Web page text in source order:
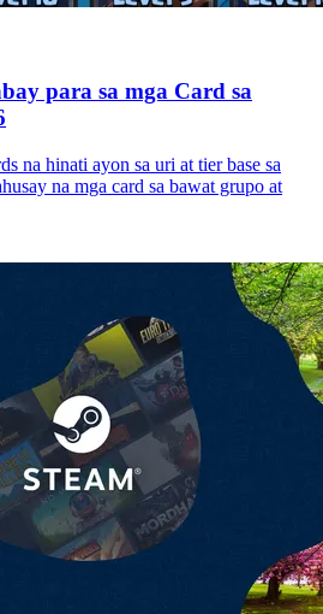
para sa mga Card sa
na hinati ayon sa uri at tier base sa
na mga card sa bawat grupo at